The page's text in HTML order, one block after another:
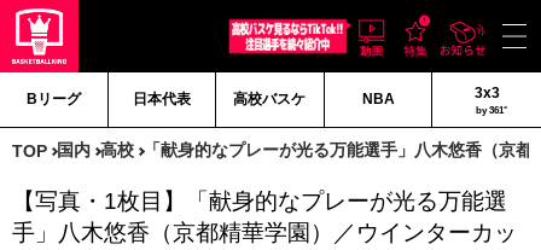
Bリーグ 日本代表 高校バスケ NBA 3x3
by 361°
TOP 国内 高校 「献身的なプレーが光る万能選手」八木悠香（京
【写真・1枚目】「献身的なプレーが光る万能選
手」八木悠香（京都精華学園）／ウインターカッ